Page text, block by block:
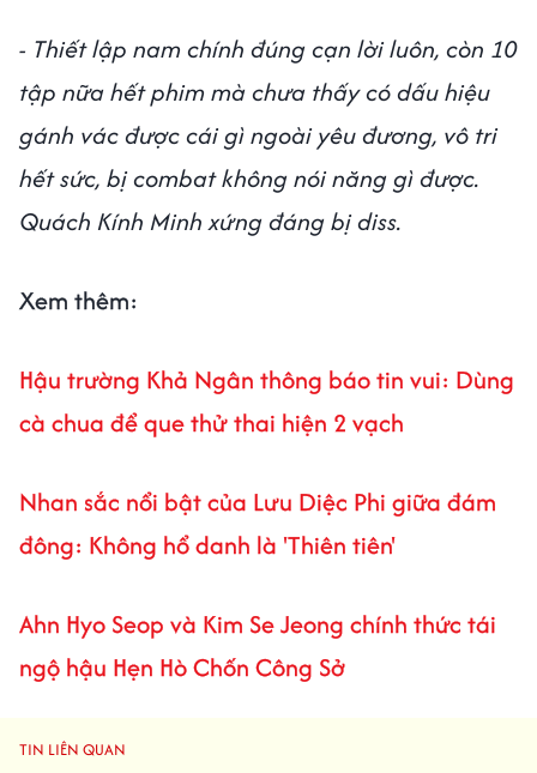
- Thiết lập nam chính đúng cạn lời luôn, còn 10
tập nữa hết phim mà chưa thấy có dấu hiệu
gánh vác được cái gì ngoài yêu đương, vô tri
hết sức, bị combat không nói năng gì được.
Quách Kính Minh xứng đáng bị diss.
Xem thêm:
Hậu trường Khả Ngân thông báo tin vui: Dùng
cà chua để que thử thai hiện 2 vạch
Nhan sắc nổi bật của Lưu Diệc Phi giữa đám
đông: Không hổ danh là 'Thiên tiên'
Ahn Hyo Seop và Kim Se Jeong chính thức tái
ngộ hậu Hẹn Hò Chốn Công Sở
TIN LIÊN QUAN